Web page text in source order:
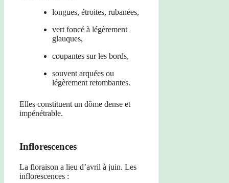
longues, étroites, rubanées,
vert foncé à légèrement
glauques,
coupantes sur les bords,
souvent arquées ou
légèrement retombantes.
Elles constituent un dôme dense et
impénétrable.
Inflorescences
La floraison a lieu d’avril à juin. Les
inflorescences :